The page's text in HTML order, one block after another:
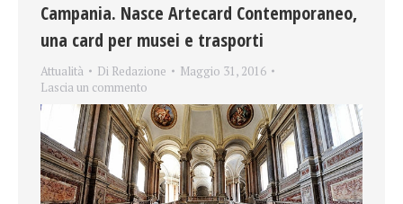
Campania. Nasce Artecard Contemporaneo,
una card per musei e trasporti
Attualità Di Redazione
Maggio 31, 2016
Lascia un commento